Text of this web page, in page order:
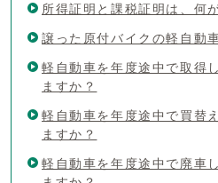
所得証明と課税証明は、何
譲った原付バイクの軽自動
軽自動車を年度途中で取得
ますか？
軽自動車を年度途中で買替
ますか？
軽自動車を年度途中で廃車